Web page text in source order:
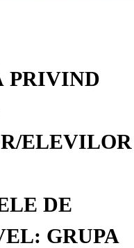
PRIVIND
ELEVILOR
DE
GRUPA